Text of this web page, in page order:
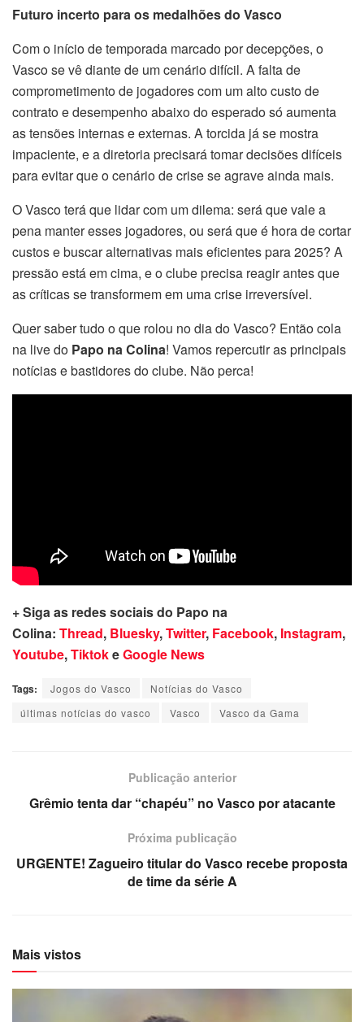
Futuro incerto para os medalhões do Vasco
Com o início de temporada marcado por decepções, o
Vasco se vê diante de um cenário difícil. A falta de
comprometimento de jogadores com um alto custo de
contrato e desempenho abaixo do esperado só aumenta
as tensões internas e externas. A torcida já se mostra
impaciente, e a diretoria precisará tomar decisões difíceis
para evitar que o cenário de crise se agrave ainda mais.
O Vasco terá que lidar com um dilema: será que vale a
pena manter esses jogadores, ou será que é hora de cortar
custos e buscar alternativas mais eficientes para 2025? A
pressão está em cima, e o clube precisa reagir antes que
as críticas se transformem em uma crise irreversível.
Quer saber tudo o que rolou no dia do Vasco? Então cola
na live do Papo na Colina! Vamos repercutir as principais
notícias e bastidores do clube. Não perca!
+ Siga as redes sociais do Papo na
Colina: Thread, Bluesky,Twitter, Facebook, Instagram,
Youtube,TiktokeGoogle News
Tags: Jogos do Vasco
Notícias do Vasco
últimas notícias do vasco
Vasco Vasco da Gama
Publicação anterior
Grêmio tenta dar “chapéu” no Vasco por atacante
Próxima publicação
URGENTE! Zagueiro titular do Vasco recebe proposta
de time da série A
Mais vistos